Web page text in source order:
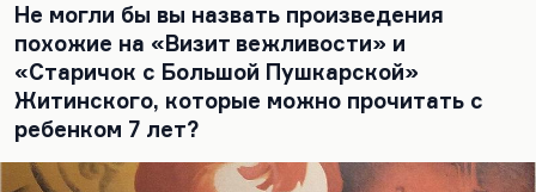
Не могли бы вы назвать произведения
похожие на «Визит вежливости» и
«Старичок с Большой Пушкарской»
Житинского, которые можно прочитать с
ребенком 7 лет?